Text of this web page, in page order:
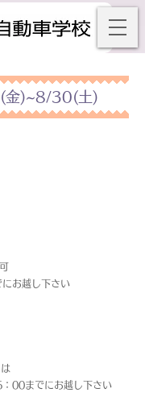
)~8/30(土)
お越し下さい
00までにお越し下さい